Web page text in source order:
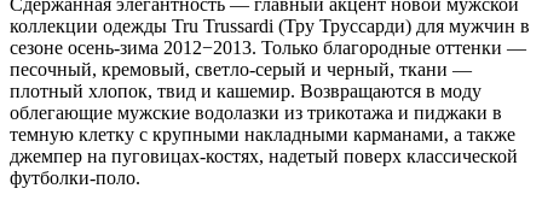
коллекции одежды Tru Trussardi (Тру Труссарди) для мужчин в
сезоне осень-зима 2012−2013. Только благородные оттенки —
песочный, кремовый, светло-серый и черный, ткани —
плотный хлопок, твид и кашемир. Возвращаются в моду
облегающие мужские водолазки из трикотажа и пиджаки в
темную клетку с крупными накладными карманами, а также
джемпер на пуговицах-костях, надетый поверх классической
футболки-поло.